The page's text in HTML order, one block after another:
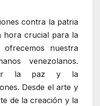
contra la patria
hora crucial para la
nuestra
venezolanos.
por la paz y la
Desde el arte y
de la creación y la